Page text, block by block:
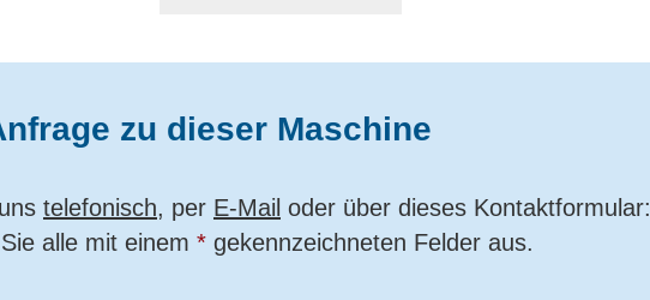
zu dieser Maschine
telefonisch, per E-Mail oder über dieses Kontaktformular:
alle mit einem *gekennzeichneten Felder aus.